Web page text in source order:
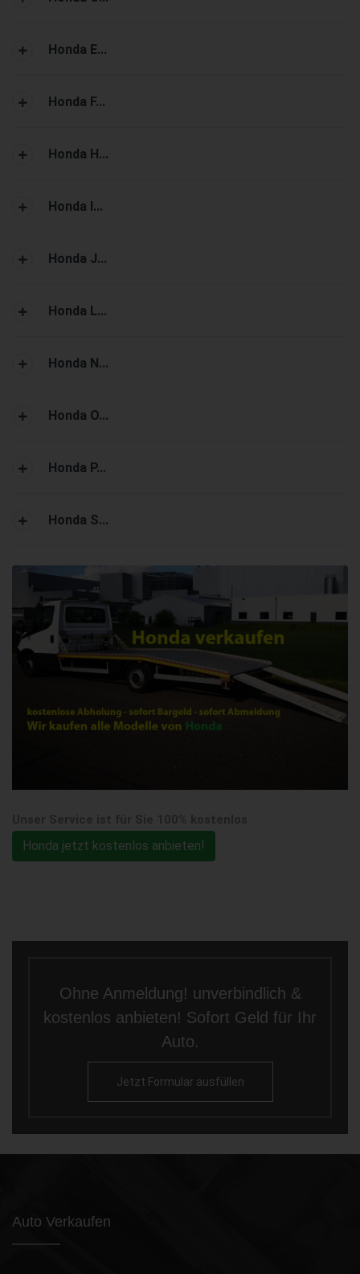
Honda E...
Honda F...
Honda H...
Honda I...
Honda J...
Honda L...
Honda N...
Honda O...
Honda P...
Honda S...
Honda jetzt kostenlos anbieten!
Ohne Anmeldung! unverbindlich &
kostenlos anbieten! Sofort Geld für Ihr
Auto.
Jetzt Formular ausfüllen
Auto Verkaufen